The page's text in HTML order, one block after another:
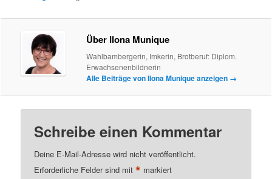
Über Ilona Munique
Wahlbambergerin, Imkerin, Brotberuf: Diplom.
Erwachsenenbildnerin
Alle Beiträge von Ilona Munique anzeigen →
Schreibe einen Kommentar
Deine E-Mail-Adresse wird nicht veröffentlicht.
Erforderliche Felder sind mit* markiert